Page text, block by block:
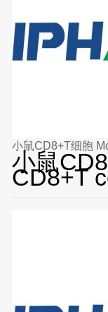
小鼠CD8+T细胞
小鼠
CD8+T